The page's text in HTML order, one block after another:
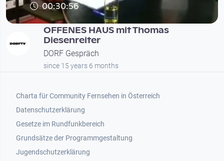
00:30:56
OFFENES HAUS mit Thomas
Diesenreiter
DORF Gespräch
since 15 years 6 months
Footer 1
Charta für Community Fernsehen in Österreich
Datenschutzerklärung
Gesetze im Rundfunkbereich
Grundsätze der Programmgestaltung
Jugendschutzerklärung